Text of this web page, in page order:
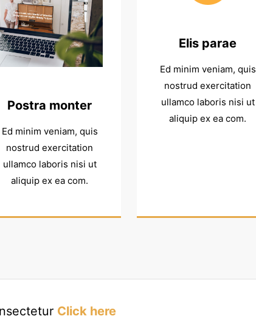
Postra monter
Ed minim veniam, quis
nostrud exercitation
ullamco laboris nisi ut
aliquip ex ea com.
Elis parae
Ed minim veniam, quis
nostrud exercitation
ullamco laboris nisi ut
aliquip ex ea com.
Click here